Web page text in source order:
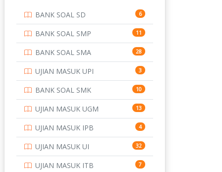
INSTITUT TEKNOLOGI
SEPULUH NOVEMBER
10
INSTITUT TEKNOLOGI
SUMATERA
9
IPDN / STPDN 148
PENDIDIKAN 943
PERBANKAN 3
POLRI 169
POLTEK SSN 7
4
BANK SOAL SD 6
BANK SOAL SMP 11
BANK SOAL SMA 28
UJIAN MASUK UPI 3
BANK SOAL SMK 10
UJIAN MASUK UGM 13
UJIAN MASUK IPB 4
UJIAN MASUK UI 32
UJIAN MASUK ITB 7